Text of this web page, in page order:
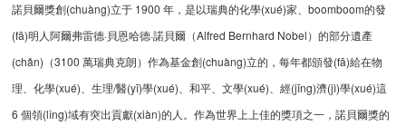
諾貝爾獎創(chuàng)立于 1900 年，是以瑞典的化學(xué)家、boomboom的發
(fā)明人阿爾弗雷德·貝恩哈德·諾貝爾（Alfred Bernhard Nobel）的部分遺產
(chǎn)（3100 萬瑞典克朗）作為基金創(chuàng)立的，每年都頒發(fā)給在物
理、化學(xué)、生理/醫(yī)學(xué)、和平、文學(xué)、經(jīng)濟(jì)學(xué)這
6 個領(lǐng)域有突出貢獻(xiàn)的人。作為世界上上佳的獎項之一，諾貝爾獎的